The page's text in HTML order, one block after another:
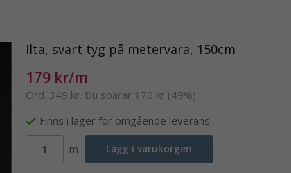
Ilta, svart tyg på metervara, 150cm
179 kr/m
Ord. 349 kr. Du sparar 170 kr (49%)
Finns i lager för omgående leverans
m Lägg i varukorgen